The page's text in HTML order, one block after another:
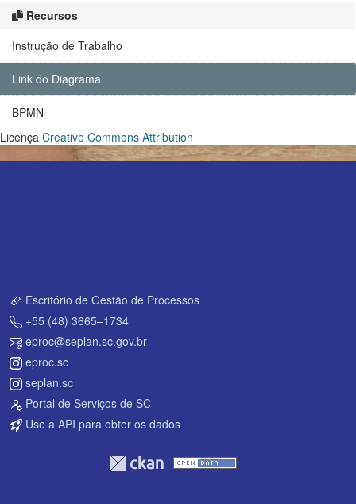
Recursos
Instrução de Trabalho
Link do Diagrama
BPMN
Licença Creative Commons Attribution
Escritório de Gestão de Processos
+55 (48) 3665–1734
eproc@seplan.sc.gov.br
eproc.sc
seplan.sc
Portal de Serviços de SC
Use a API para obter os dados